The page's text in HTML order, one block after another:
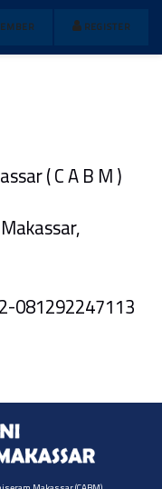
REGISTER
( C A B M )
081292247113